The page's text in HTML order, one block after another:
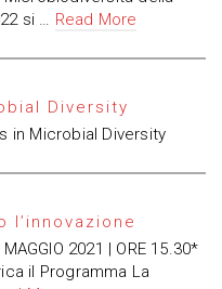
si … Read More
Diversity
in Microbial Diversity
l’innovazione
2021 | ORE 15.30*
il Programma La